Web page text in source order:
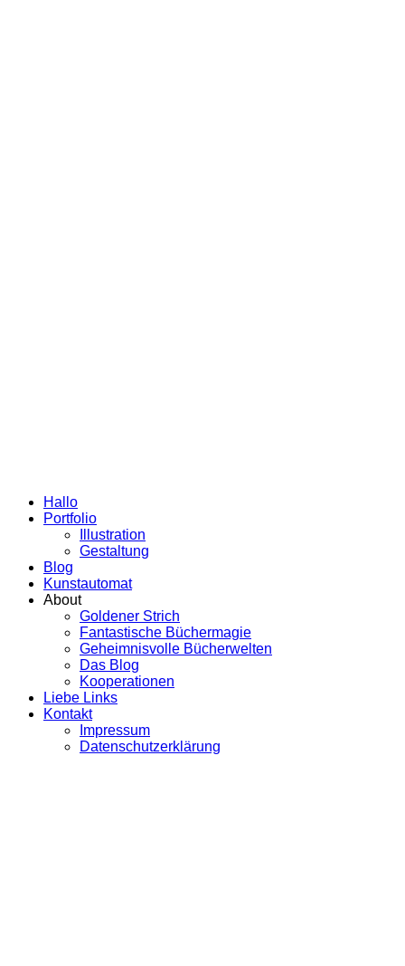
Hallo
Portfolio
Illustration
Gestaltung
Blog
Kunstautomat
About
Goldener Strich
Fantastische Büchermagie
Geheimnisvolle Bücherwelten
Das Blog
Kooperationen
Liebe Links
Kontakt
Impressum
Datenschutzerklärung